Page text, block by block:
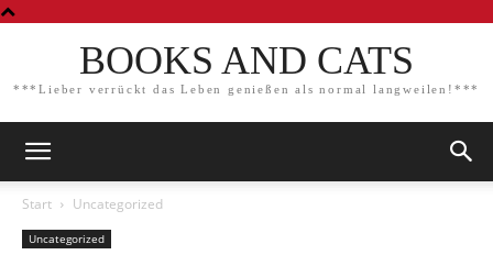
BOOKS AND CATS
***Lieber verrückt das Leben genießen als normal langweilen!***
Start Uncategorized
Uncategorized